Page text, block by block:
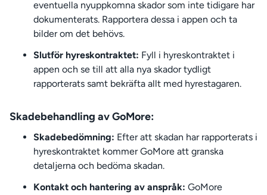
eventuella nyuppkomna skador som inte tidigare har
dokumenterats. Rapportera dessa i appen och ta
bilder om det behövs.
Slutför hyreskontraktet: Fyll i hyreskontraktet i
appen och se till att alla nya skador tydligt
rapporterats samt bekräfta allt med hyrestagaren.
Skadebehandling av GoMore:
Skadebedömning: Efter att skadan har rapporterats i
hyreskontraktet kommer GoMore att granska
detaljerna och bedöma skadan.
Kontakt och hantering av anspråk: GoMore